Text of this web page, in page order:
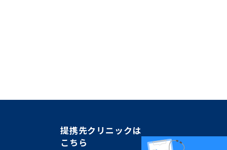
提携先クリニックは
こちら